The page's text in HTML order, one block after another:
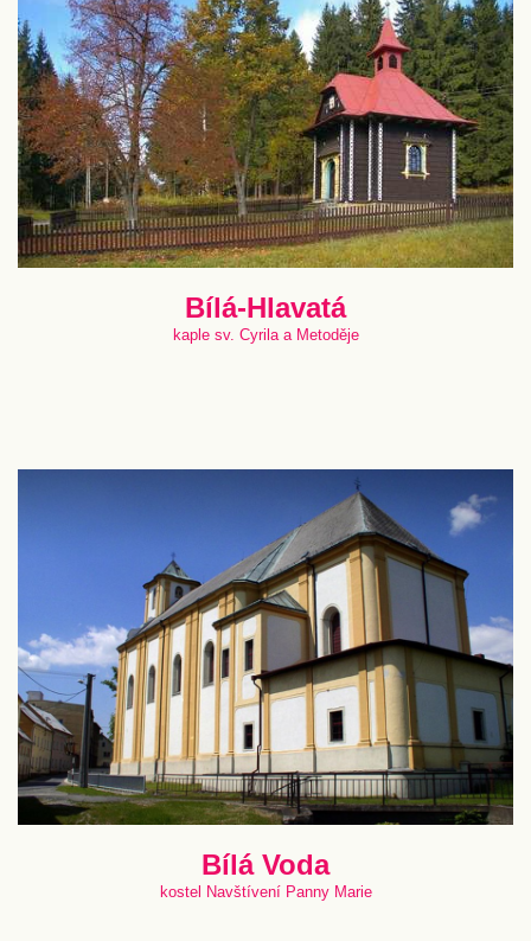
Bílá-Hlavatá
kaple sv. Cyrila a Metoděje
Bílá Voda
kostel Navštívení Panny Marie